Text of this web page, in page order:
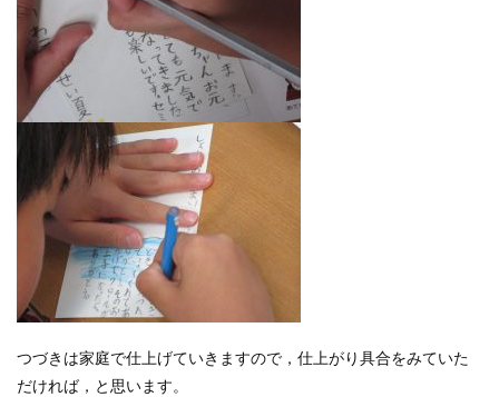
つづきは家庭で仕上げていきますので，仕上がり具合をみていた
だければ，と思います。